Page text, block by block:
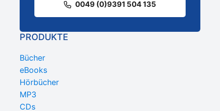
0049 (0)9391 504 135
PRODUKTE
Bücher
eBooks
Hörbücher
MP3
CDs